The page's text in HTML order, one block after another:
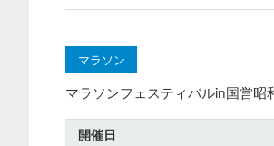
マラソン
マラソンフェスティバルin国営昭
開催日